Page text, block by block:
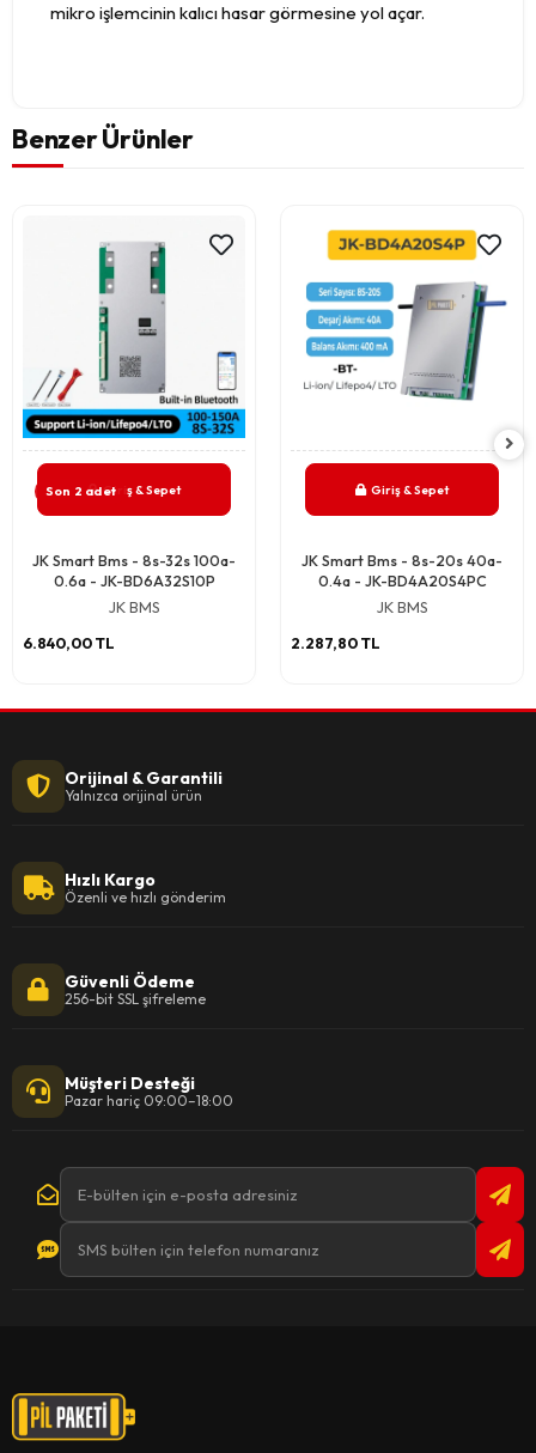
mikro işlemcinin kalıcı hasar görmesine yol açar.
Benzer Ürünler
Son 2 adetGiriş & Sepet
JK Smart Bms - 8s-32s 100a-
0.6a - JK-BD6A32S10P
JK BMS
6.840,00 TL
Giriş & Sepet
JK Smart Bms - 8s-20s 40a-
0.4a - JK-BD4A20S4PC
JK BMS
2.287,80 TL
Orijinal & Garantili
Yalnızca orijinal ürün
Hızlı Kargo
Özenli ve hızlı gönderim
Güvenli Ödeme
256-bit SSL şifreleme
Müşteri Desteği
Pazar hariç 09:00–18:00